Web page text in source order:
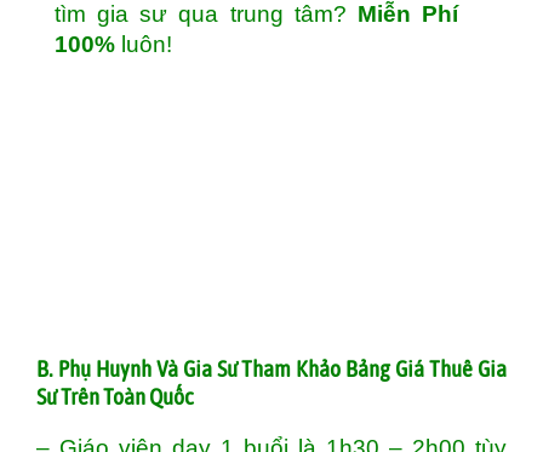
tìm gia sư qua trung tâm? Miễn Phí
100% luôn!
B. Phụ Huynh Và Gia Sư Tham Khảo Bảng Giá Thuê Gia
Sư Trên Toàn Quốc